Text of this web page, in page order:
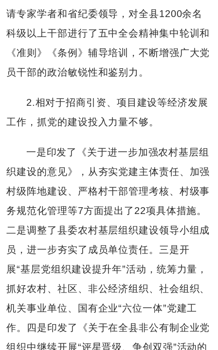
请专家学者和省纪委领导，对全县1200余名
科级以上干部进行了五中全会精神集中轮训和
《准则》《条例》辅导培训，不断增强广大党
员干部的政治敏锐性和鉴别力。
2.相对于招商引资、项目建设等经济发展
工作，抓党的建设投入力量不够。
一是印发了《关于进一步加强农村基层组
织建设的意见》，从夯实党建主体责任、加强
村级阵地建设、严格村干部管理考核、村级事
务规范化管理等7方面提出了22项具体措施。
二是调整了县委农村基层组织建设领导小组成
员，进一步夯实了成员单位责任。三是开
展“基层党组织建设提升年”活动，统筹力量，
抓好农村、社区、非公经济组织、社会组织、
机关事业单位、国有企业“六位一体”党建工
作。四是印发了《关于在全县非公有制企业党
组织中继续开展“评星晋级、争创双强”活动的